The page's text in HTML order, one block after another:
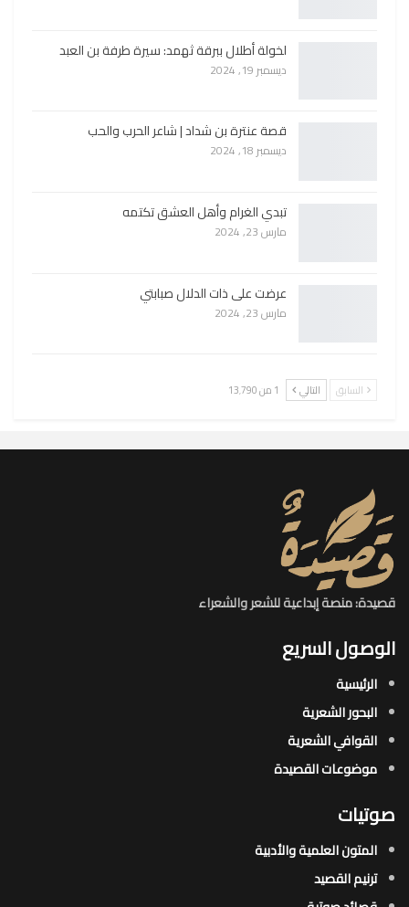
لخولة أطلال ببرقة ثهمد: سيرة طرفة بن العبد
ديسمبر 19, 2024
قصة عنترة بن شداد | شاعر الحرب والحب
ديسمبر 18, 2024
تبدي الغرام وأهل العشق تكتمه
مارس 23, 2024
عرضت على ذات الدلال صبابتي
مارس 23, 2024
السابق التالي 1 من 13٬790
قصيدة: منصة إبداعية للشعر والشعراء
الوصول السريع
الرئيسية
البحور الشعرية​
القوافي الشعرية​
موضوعات القصيدة​
صوتيات
المتون العلمية والأدبية
ترنيم القصيد